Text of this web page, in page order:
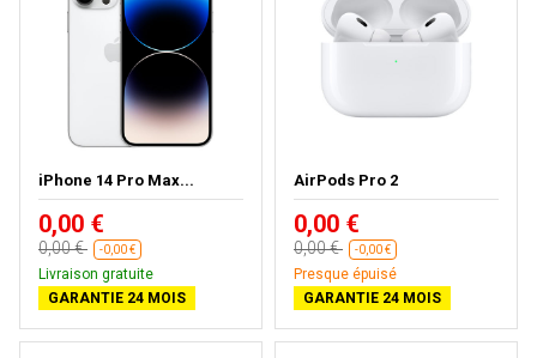
iPhone 14 Pro Max...
0,00 €
0,00 € -0,00 €
Livraison gratuite
GARANTIE 24 MOIS
AirPods Pro 2
0,00 €
0,00 € -0,00 €
Presque épuisé
GARANTIE 24 MOIS